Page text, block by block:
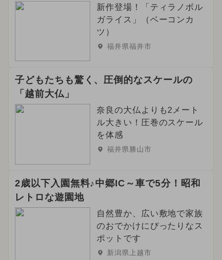
2024年10月のイベント
2026年5月のイベント
2026年9月のイベント
2024年6月のイベント
2024年11月のイベント
2025年1月のイベント
雪遊び 冬休み 雨の日OK
2024年3月のイベント
2024年9月のイベント 花火
2025年6月のイベント
新作登場！「ティラノボル
ガライス」（ベーコンカ
ツ）
福井県福井市
子どもたちも驚く、圧倒的なスケールの
「越前大仏」
奈良の大仏よりも2メート
ル大きい！圧巻のスケール
を体感
福井県勝山市
2歳以下入園無料♪中郷IC～車で5分！昭和
レトロな遊園地
自然豊か、広い敷地で家族
のおでかけにぴったりなス
ポットです
新潟県上越市